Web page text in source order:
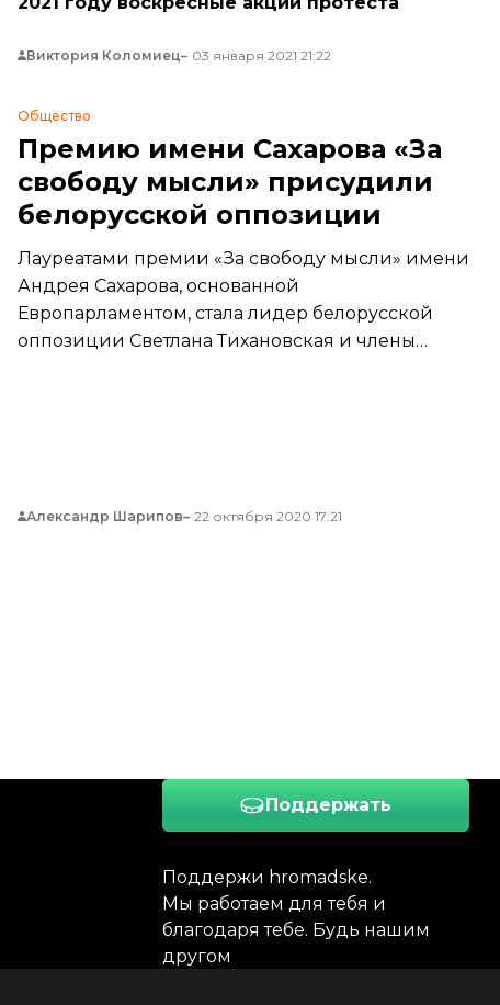
Виктория Коломиец 03 января 2021 21:22
Общество
Премию имени Сахарова «За
свободу мысли» присудили
белорусской оппозиции
Лауреатами премии «За свободу мысли» имени
Андрея Сахарова, основанной
Европарламентом, стала лидер белорусской
оппозиции Светлана Тихановская и члены
Александр Шарипов 22 октября 2020 17:21
Поддержать
Поддержи hromadske.
Мы работаем для тебя и
благодаря тебе. Будь нашим
другом